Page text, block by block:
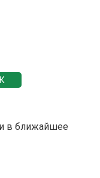
в ближайшее